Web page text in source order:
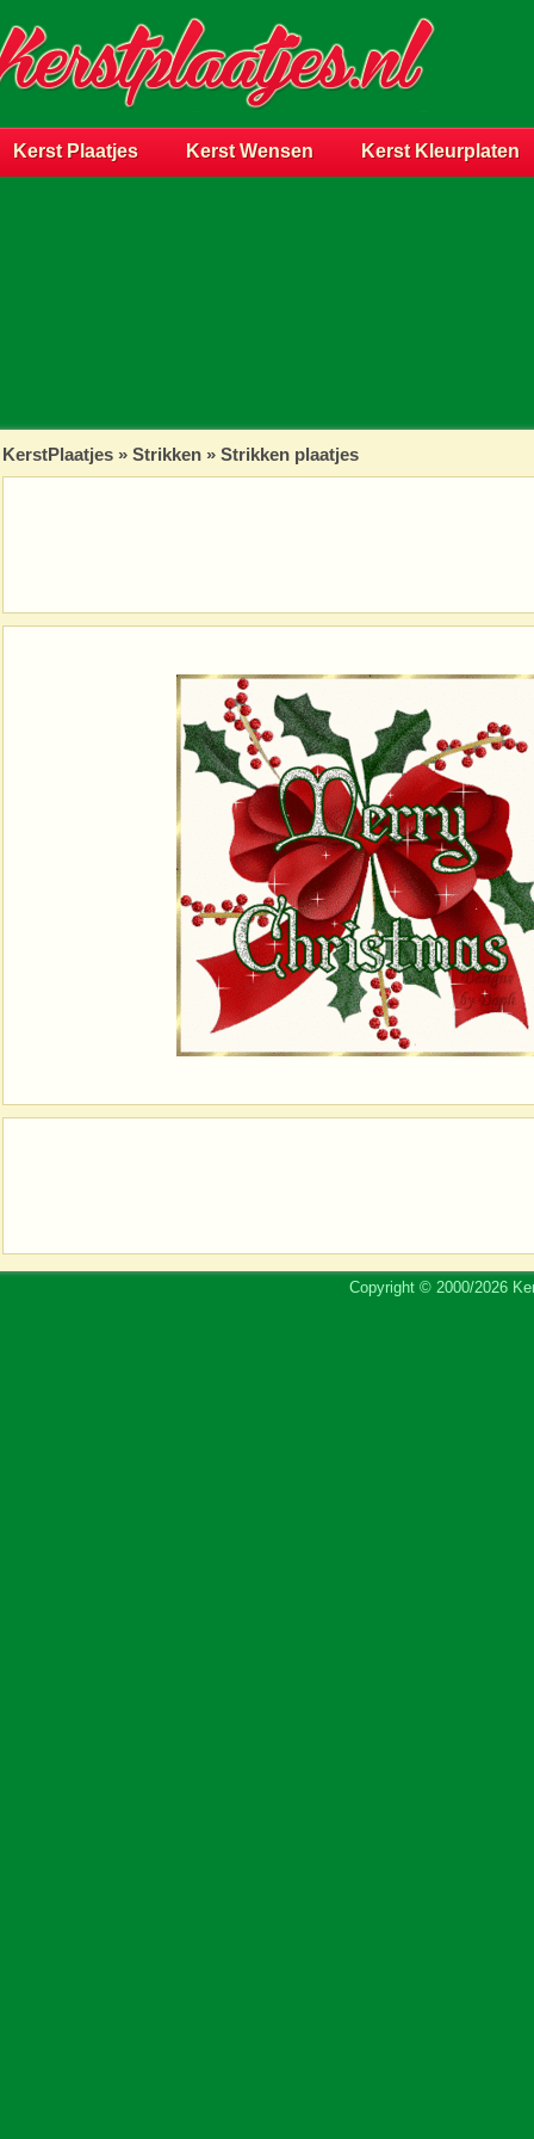
Kerst Plaatjes Kerst Wensen Kerst Kleurplaten
KerstPlaatjes » Strikken » Strikken plaatjes
Copyright © 2000/2026